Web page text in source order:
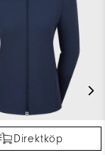
Direktköp